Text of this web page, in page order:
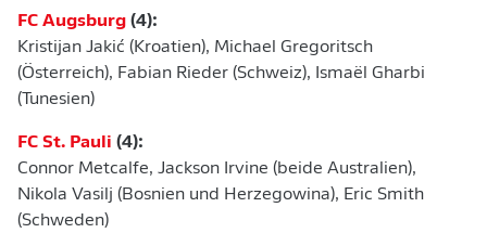
FC Augsburg (4):
Kristijan Jakić (Kroatien), Michael Gregoritsch
(Österreich), Fabian Rieder (Schweiz), Ismaël Gharbi
(Tunesien)
FC St. Pauli (4):
Connor Metcalfe, Jackson Irvine (beide Australien),
Nikola Vasilj (Bosnien und Herzegowina), Eric Smith
(Schweden)